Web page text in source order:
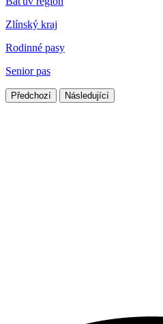
Zlínský kraj
Rodinné pasy
Senior pas
Předchozí Následující